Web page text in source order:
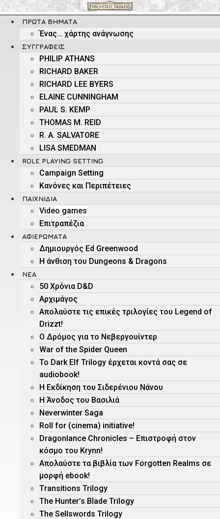
Μετάβαση
στο
περιεχόμενο
ΠΡΏΤΑ ΒΉΜΑΤΑ
Ένας… χάρτης ανάγνωσης
ΣΥΓΓΡΑΦΕΊΣ
PHILIP ATHANS
RICHARD BAKER
RICHARD LEE BYERS
ELAINE CUNNINGHAM
PAUL S. KEMP
THOMAS M. REID
R. A. SALVATORE
LISA SMEDMAN
ROLE PLAYING SETTING
Campaign Setting
Kανόνες και Περιπέτειες
ΠΑΙΧΝΊΔΙΑ
Video games
Επιτραπέζια
ΑΦΙΕΡΏΜΑΤΑ
Δημιουργός Ed Greenwood
Η άνθιση του Dungeons & Dragons
ΝΕΑ
50 Χρόνια D&D
Αρχιμάγος
Aπολαύστε τις επικές τριλογίες του Legend of
Drizzt!
O Δρόμος για το Νεβεργουίντερ
War of the Spider Queen
Το Dark Elf Trilogy έρχεται κοντά σας σε
audiobook!
Η Εκδίκηση του Σιδερένιου Νάνου
Η Άνοδος του Βασιλιά
Neverwinter Saga
Roll for (cinema) initiative!
Dragonlance Chronicles – Eπιστροφή στον
κόσμο του Krynn!
Απολαύστε τα βιβλία των Forgotten Realms σε
μορφή ebook!
Τransitions Trilogy
The Hunter’s Blade Trilogy
Τhe Sellswords Trilogy